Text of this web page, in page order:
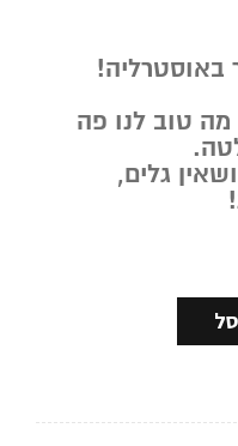
באוסטרליה!
מה טוב לנו פה
גלים,